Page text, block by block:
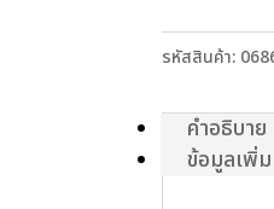
SHED-
ROLLER
COVERS
รหัสสินค้า:
คำอธิบาย
ข้อมูลเพิ่